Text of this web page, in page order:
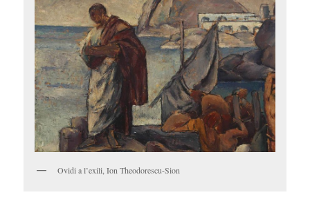
Ovidi a l’exili, Ion Theodorescu-Sion